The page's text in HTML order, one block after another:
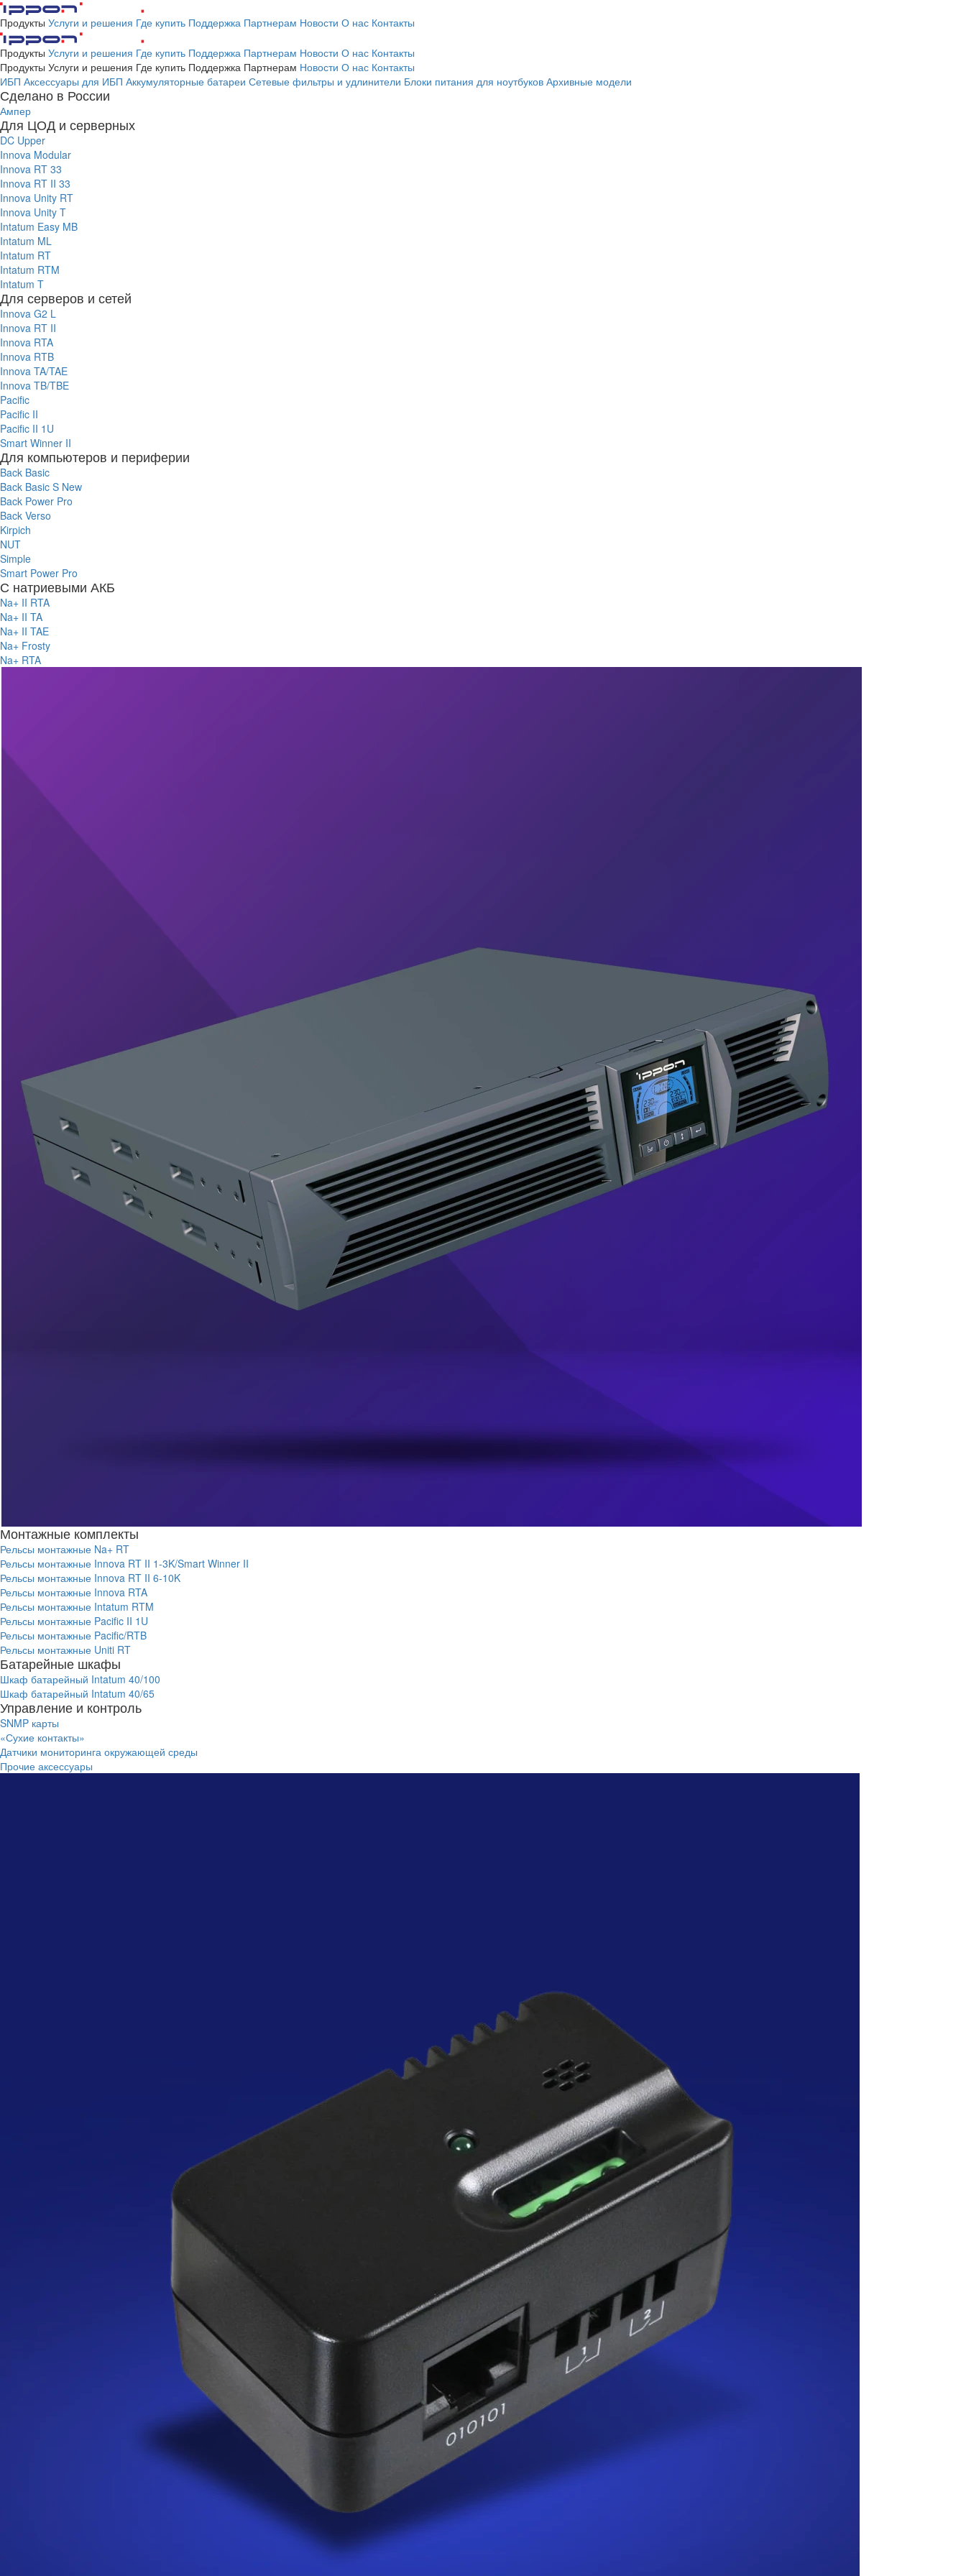
Продукты Услуги и решения Где купить Поддержка Партнерам Новости О нас Контакты
Продукты Услуги и решения Где купить Поддержка Партнерам Новости О нас Контакты
Продукты Услуги и решения Где купить Поддержка Партнерам Новости О нас Контакты
ИБП Аксессуары для ИБП Аккумуляторные батареи Сетевые фильтры и удлинители Блоки питания для ноутбуков Архивные модели
Сделано в России
Ампер
Для ЦОД и серверных
DC Upper
Innova Modular
Innova RT 33
Innova RT II 33
Innova Unity RT
Innova Unity T
Intatum Easy MB
Intatum ML
Intatum RT
Intatum RTM
Intatum T
Для серверов и сетей
Innova G2 L
Innova RT II
Innova RTA
Innova RTB
Innova TA/TAE
Innova TB/TBE
Pacific
Pacific II
Pacific II 1U
Smart Winner II
Для компьютеров и периферии
Back Basic
Back Basic S New
Back Power Pro
Back Verso
Kirpich
NUT
Simple
Smart Power Pro
С натриевыми АКБ
Na+ II RTA
Na+ II TA
Na+ II TAE
Na+ Frosty
Na+ RTA
Монтажные комплекты
Рельсы монтажные Na+ RT
Рельсы монтажные Innova RT II 1-3K/Smart Winner II
Рельсы монтажные Innova RT II 6-10K
Рельсы монтажные Innova RTA
Рельсы монтажные Intatum RTM
Рельсы монтажные Pacific II 1U
Рельсы монтажные Pacific/RTB
Рельсы монтажные Uniti RT
Батарейные шкафы
Шкаф батарейный Intatum 40/100
Шкаф батарейный Intatum 40/65
Управление и контроль
SNMP карты
«Сухие контакты»
Датчики мониторинга окружающей среды
Прочие аксессуары